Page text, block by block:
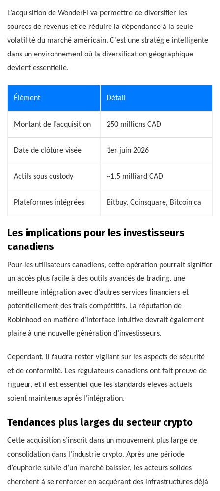
L’acquisition de WonderFi va permettre de diversifier les
sources de revenus et de réduire la dépendance à la seule
volatilité du marché américain. C’est une stratégie intelligente
dans un environnement où la diversification géographique
devient essentielle.
Élément Détail
Montant de l’acquisition 250 millions CAD
Date de clôture visée 1er juin 2026
Actifs sous custody ~1,5 milliard CAD
Plateformes intégrées Bitbuy, Coinsquare, Bitcoin.ca
Les implications pour les investisseurs
canadiens
Pour les utilisateurs canadiens, cette opération pourrait signifier
un accès plus facile à des outils avancés de trading, une
meilleure intégration avec d’autres services financiers et
potentiellement des frais compétitifs. La réputation de
Robinhood en matière d’interface intuitive devrait également
plaire à une nouvelle génération d’investisseurs.
Cependant, il faudra rester vigilant sur les aspects de sécurité
et de conformité. Les régulateurs canadiens ont fait preuve de
rigueur, et il est essentiel que les standards élevés actuels
soient maintenus après l’intégration.
Tendances plus larges du secteur crypto
Cette acquisition s’inscrit dans un mouvement plus large de
consolidation dans l’industrie crypto. Après une période
d’euphorie suivie d’un marché baissier, les acteurs solides
cherchent à se renforcer en acquérant des infrastructures déjà